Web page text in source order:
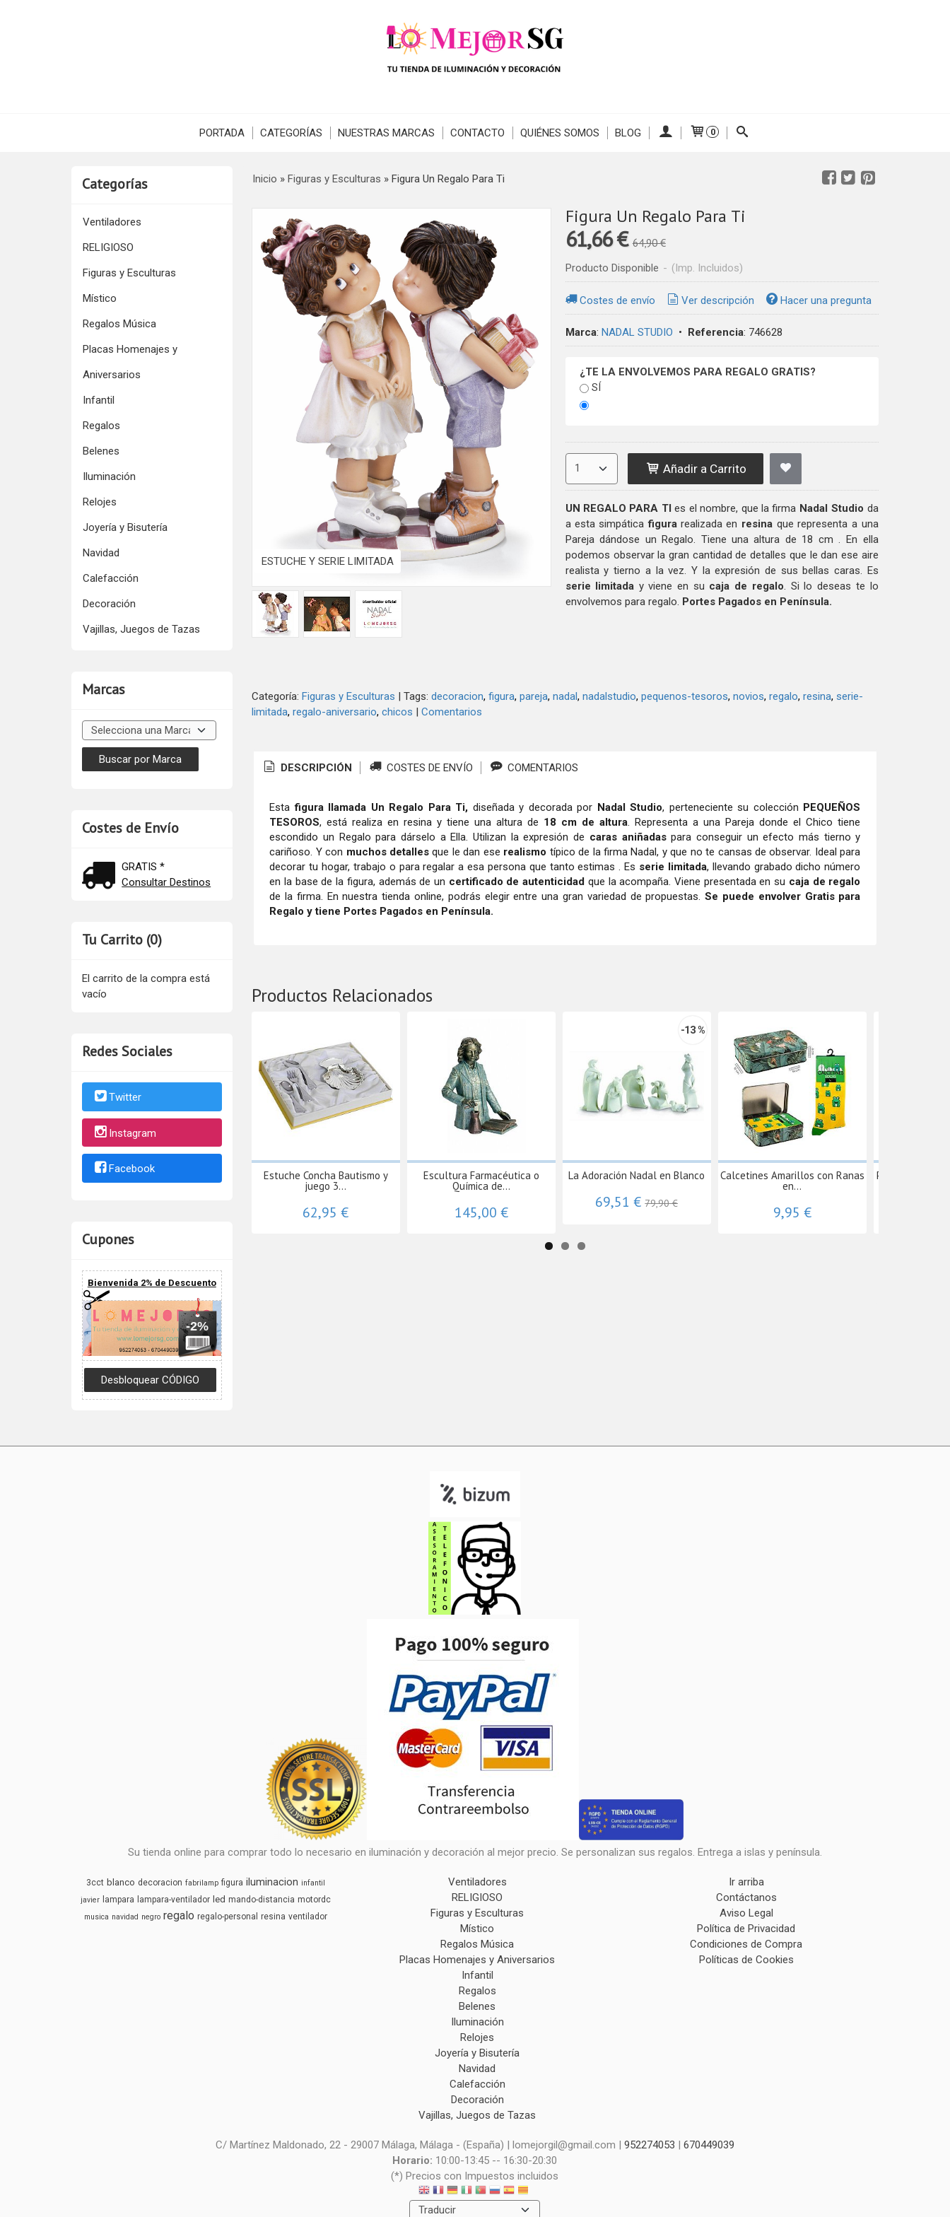
PORTADA CATEGORÍAS NUESTRAS MARCAS CONTACTO QUIÉNES SOMOS BLOG 0
Categorías
Ventiladores
RELIGIOSO
Figuras y Esculturas
Místico
Regalos Música
Placas Homenajes y
Aniversarios
Infantil
Regalos
Belenes
Iluminación
Relojes
Joyería y Bisutería
Navidad
Calefacción
Decoración
Vajillas, Juegos de Tazas
Marcas
Costes de Envío
GRATIS *
Consultar Destinos
Tu Carrito (0)
El carrito de la compra está
vacío
Redes Sociales
Twitter
Instagram
Facebook
Cupones
Bienvenida 2% de Descuento
-2%
Inicio » Figuras y Esculturas » Figura Un Regalo Para Ti
ESTUCHE Y SERIE LIMITADA
Figura Un Regalo Para Ti
61,66 €64,90 €
Producto Disponible - (Imp. Incluidos)
Costes de envío Ver descripción Hacer una pregunta
Marca: NADAL STUDIO • Referencia: 746628
¿TE LA ENVOLVEMOS PARA REGALO GRATIS?
SÍ
Añadir a Carrito
UN REGALO PARA TI es el nombre, que la firma Nadal Studio da
a esta simpáticafigurarealizada en resinaque representa a una
Pareja dándose un Regalo. Tiene una altura de 18 cm . En ella
podemos observar la gran cantidad de detalles que le dan ese aire
realista y tierno a la vez. Y la expresión de sus bellas caras. Es
serie limitaday viene en su caja de regalo. Si lo deseas te lo
envolvemos para regalo. Portes Pagados en Península.
Categoría: Figuras y Esculturas | Tags: decoracion figura pareja nadal nadalstudio pequenos-tesoros novios regalo resina serie-
limitada regalo-aniversario chicos | Comentarios
DESCRIPCIÓN COSTES DE ENVÍO COMENTARIOS
Estafigura llamada Un Regalo Para Ti, diseñada y decorada por Nadal Studio, perteneciente su colección PEQUEÑOS
TESOROS, está realiza en resina y tiene una altura de 18 cm de altura . Representa a una Pareja donde el Chico tiene
escondido un Regalo para dárselo a Ella. Utilizan la expresión de caras aniñadaspara conseguir un efecto más tierno y
cariñoso. Y con muchos detalles que le dan ese realismo típico de la firma Nadal, y que no te cansas de observar. Ideal para
decorar tu hogar, trabajo o para regalar a esa persona que tanto estimas . Es serie limitada, llevando grabado dicho número
en la base de la figura, además de un certificado de autenticidad que la acompaña. Viene presentada en su caja de regalo
de la firma. En nuestra tienda online, podrás elegir entre una gran variedad de propuestas.Se puede envolver Gratis para
Regalo y tiene Portes Pagados en Península.
Productos Relacionados
Estuche Concha Bautismo y
juego 3...
62,95 €
Escultura Farmacéutica o
Química de...
145,00 €
-13 %
La Adoración Nadal en Blanco
69,51 €79,90 €
Calcetines Amarillos con Ranas
en...
9,95 €
Placa Cristal
Su tienda online para comprar todo lo necesario en iluminación y decoración al mejor precio. Se personalizan sus regalos. Entrega a islas y península.
3cct blanco decoracion fabrilamp figura iluminacion infantil
javier
lampara lampara-ventilador led mando-distancia motordc
musica navidad negro regalo regalo-personal resina ventilador
Ventiladores
RELIGIOSO
Figuras y Esculturas
Místico
Regalos Música
Placas Homenajes y Aniversarios
Infantil
Regalos
Belenes
Iluminación
Relojes
Joyería y Bisutería
Navidad
Calefacción
Decoración
Vajillas, Juegos de Tazas
Ir arriba
Contáctanos
Aviso Legal
Política de Privacidad
Condiciones de Compra
Políticas de Cookies
C/ Martínez Maldonado, 22 - 29007 Málaga, Málaga - (España) | lomejorgil@gmail.com | 952274053 | 670449039
Horario: 10:00-13:45 -- 16:30-20:30
(*) Precios con Impuestos incluidos